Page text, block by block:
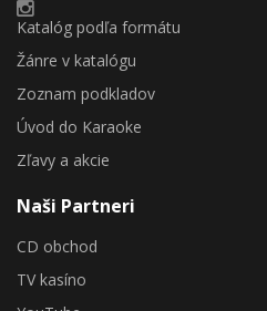
Katalóg podľa formátu
Žánre v katalógu
Zoznam podkladov
Úvod do Karaoke
Zľavy a akcie
Naši Partneri
CD obchod
TV kasíno